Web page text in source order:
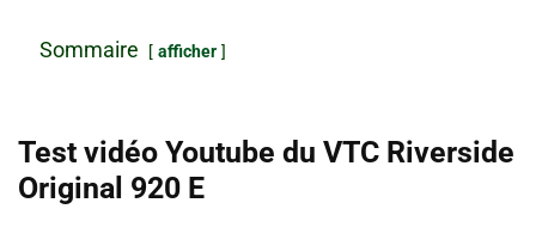
Sommaire afficher
Test vidéo Youtube du VTC Riverside
Original 920 E